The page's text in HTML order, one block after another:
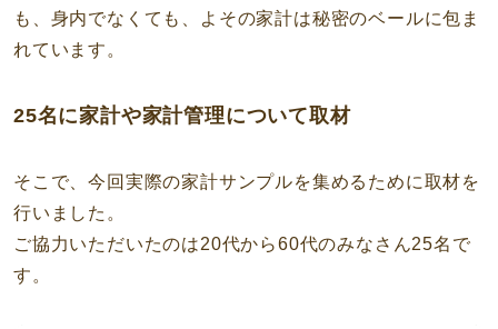
も、身内でなくても、よその家計は秘密のベールに包ま
れています。
25名に家計や家計管理について取材
そこで、今回実際の家計サンプルを集めるために取材を
行いました。
ご協力いただいたのは20代から60代のみなさん25名で
す。